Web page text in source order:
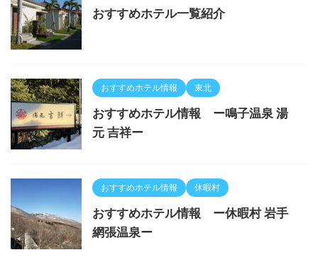
おすすめホテル一覧紹介
おすすめホテル情報 東北
おすすめホテル情報 ー鳴子温泉 湯
元 吉祥ー
おすすめホテル情報 休暇村
おすすめホテル情報 ー休暇村 岩手
網張温泉ー